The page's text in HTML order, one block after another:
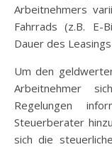
Arbeitnehmers
Fahrrads (z.B. E-
Dauer des
Um den
Arbeitnehmer
Regelungen
Steuerberater
sich die